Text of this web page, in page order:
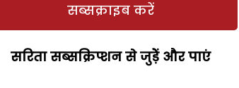
सब्सक्राइब करें
सरिता सब्सक्रिप्शन से जुड़ेें और पाएं